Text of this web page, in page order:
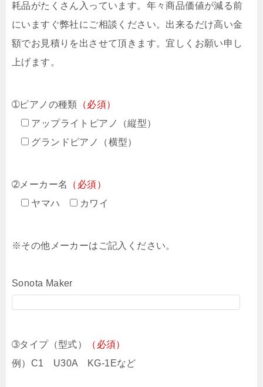
耗品がたくさん入っています。年々商品価値が減る前
にいますぐ弊社にご相談ください。出来るだけ高い金
額でお見積りを出させて頂きます。宜しくお願い申し
上げます。
➀ピアノの種類 （必須）
アップライトピアノ（縦型）
グランドピアノ（横型）
➁メーカー名
（必須）
ヤマハ
カワイ
※その他メーカーはご記入ください。
Sonota Maker
➂タイプ（型式）
（必須）
例）C1 U30A KG-1Eなど